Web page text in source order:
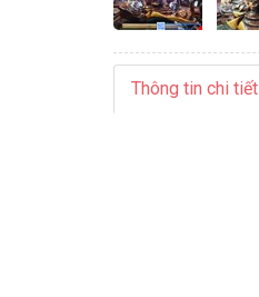
Thông tin chi tiết